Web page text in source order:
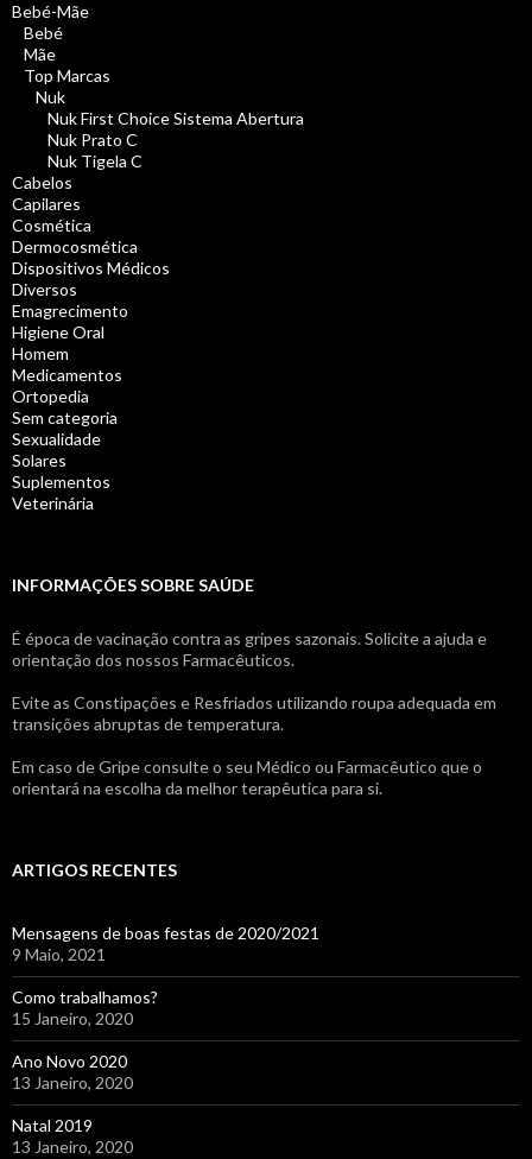
Bebé-Mãe
Bebé
Mãe
Top Marcas
Nuk
Nuk First Choice Sistema Abertura
Nuk Prato C
Nuk Tigela C
Cabelos
Capilares
Cosmética
Dermocosmética
Dispositivos Médicos
Diversos
Emagrecimento
Higiene Oral
Homem
Medicamentos
Ortopedia
Sem categoria
Sexualidade
Solares
Suplementos
Veterinária
INFORMAÇÕES SOBRE SAÚDE
É época de vacinação contra as gripes sazonais. Solicite a ajuda e
orientação dos nossos Farmacêuticos.
Evite as Constipações e Resfriados utilizando roupa adequada em
transições abruptas de temperatura.
Em caso de Gripe consulte o seu Médico ou Farmacêutico que o
orientará na escolha da melhor terapêutica para si.
ARTIGOS RECENTES
Mensagens de boas festas de 2020/2021
9 Maio, 2021
Como trabalhamos?
15 Janeiro, 2020
Ano Novo 2020
13 Janeiro, 2020
Natal 2019
13 Janeiro, 2020